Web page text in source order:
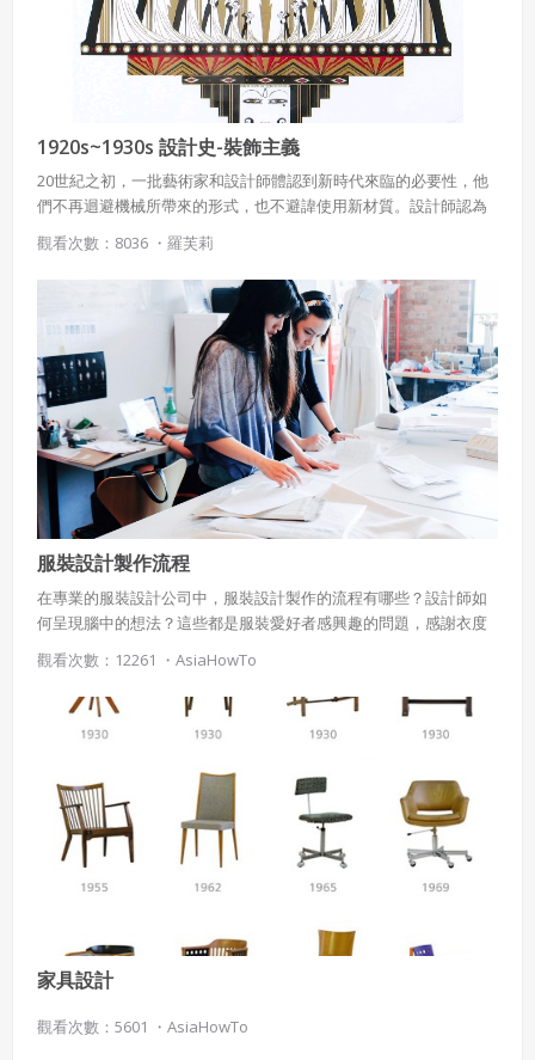
1920s~1930s 設計史-裝飾主義
20世紀之初，一批藝術家和設計師體認到新時代來臨的必要性，他
們不再迴避機械所帶來的形式，也不避諱使用新材質。設計師認為
既然現代化與工業化形式已經無法抵擋，與其規避它，還不如找尋
新的風格，於是結合裝飾藝術與機械化的新美學誕生了。
觀看次數：8036 ・ 羅芙莉
服裝設計製作流程
在專業的服裝設計公司中，服裝設計製作的流程有哪些？設計師如
何呈現腦中的想法？這些都是服裝愛好者感興趣的問題，感謝衣度
開發有限公司，讓AsiaHowTO的拍攝團隊進入服裝設計開法的現
場，記錄下了寶貴的內容，對服裝設計感興趣的您一定不能錯過。
觀看次數：12261 ・ AsiaHowTo
家具設計
觀看次數：5601 ・ AsiaHowTo